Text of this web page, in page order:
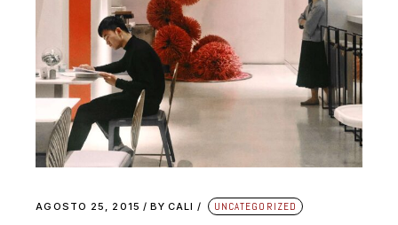
AGOSTO 25, 2015 BY CALI UNCATEGORIZED